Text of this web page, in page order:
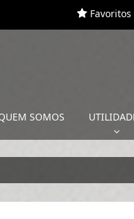
Favoritos
SOMOS